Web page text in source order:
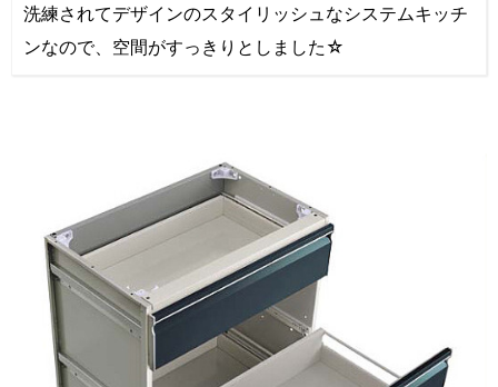
洗練されてデザインのスタイリッシュなシステムキッチ
ンなので、空間がすっきりとしました☆